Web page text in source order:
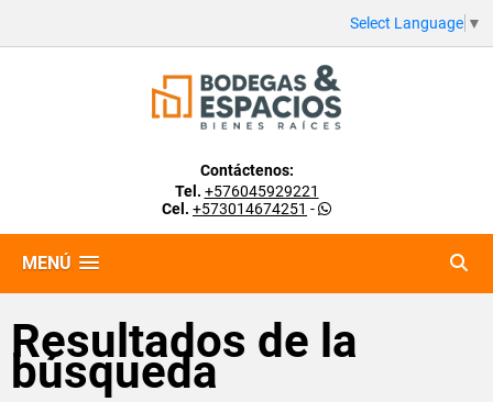
Select Language ▼
Contáctenos:
Tel. +576045929221
Cel. +573014674251 -
MENÚ
Resultados de la
búsqueda